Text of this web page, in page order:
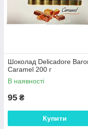
Шоколад Delicadore
Caramel 200 г
В наявності
95 ₴
Купити